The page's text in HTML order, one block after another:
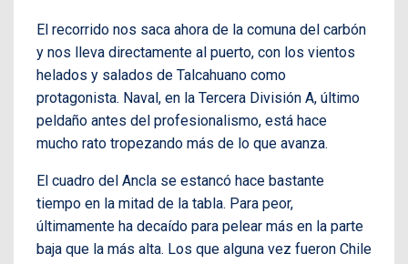
El recorrido nos saca ahora de la comuna del carbón
y nos lleva directamente al puerto, con los vientos
helados y salados de Talcahuano como
protagonista. Naval, en la Tercera División A, último
peldaño antes del profesionalismo, está hace
mucho rato tropezando más de lo que avanza.
El cuadro del Ancla se estancó hace bastante
tiempo en la mitad de la tabla. Para peor,
últimamente ha decaído para pelear más en la parte
baja que la más alta. Los que alguna vez fueron Chile